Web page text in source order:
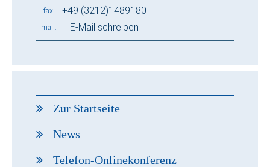
fax +49 (3212)1489180
mail E-Mail schreiben
Zur Startseite
News
Telefon-Onlinekonferenz